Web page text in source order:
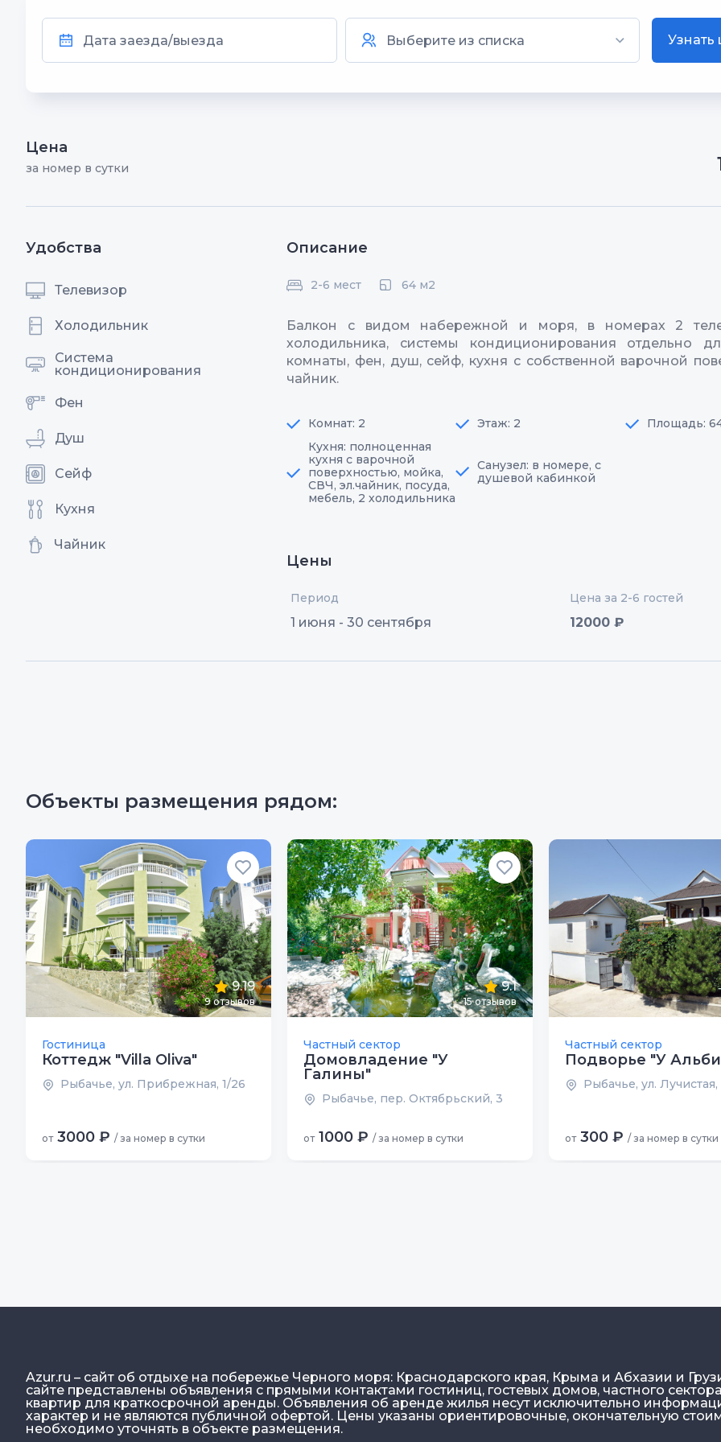
Узнать
Цена
за номер в сутки
Удобства
Телевизор
Холодильник
Система
кондиционирования
Фен
Душ
Сейф
Кухня
Чайник
Описание
2-6 мест 64 м2
Балкон с видом набережной и моря, в номерах 2
холодильника, системы кондиционирования отдельно
комнаты, фен, душ, сейф, кухня с собственной варочной
чайник.
Комнат: 2 Этаж: 2 Площадь:
Кухня: полноценная
кухня с варочной
поверхностью, мойка,
СВЧ, эл.чайник, посуда,
мебель, 2 холодильника
Санузел: в номере, с
душевой кабинкой
Цены
Период Цена за 2-6 гостей
1 июня - 30 сентября 12000 ₽
Объекты размещения рядом:
9.19
9отзывов
Гостиница
Коттедж "Villa Oliva"
Рыбачье, ул. Прибрежная, 1/26
от 3000 ₽ / за номер в сутки
9.1
15отзывов
Частный сектор
Домовладение "У
Галины"
Рыбачье, пер. Октябрьский, 3
от 1000 ₽ / за номер в сутки
Частный сектор
Подворье "У
Рыбачье, ул. Лучистая,
от 300 ₽ / за номер в сутки
Azur.ru – сайт об отдыхе на побережье Черного моря: Краснодарского края, Крыма и Абхазии и
сайте представлены объявления с прямыми контактами гостиниц, гостевых домов, частного
квартир для краткосрочной аренды. Объявления об аренде жилья несут исключительно
характер и не являются публичной офертой. Цены указаны ориентировочные, окончательную
необходимо уточнять в объекте размещения.